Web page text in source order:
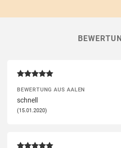
BEWERTUNG AUS AALEN
schnell
(15.01.2020)